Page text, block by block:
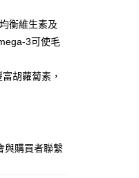
衡維生素及
3可使毛
胡蘿蔔素，
與購買者聯繫